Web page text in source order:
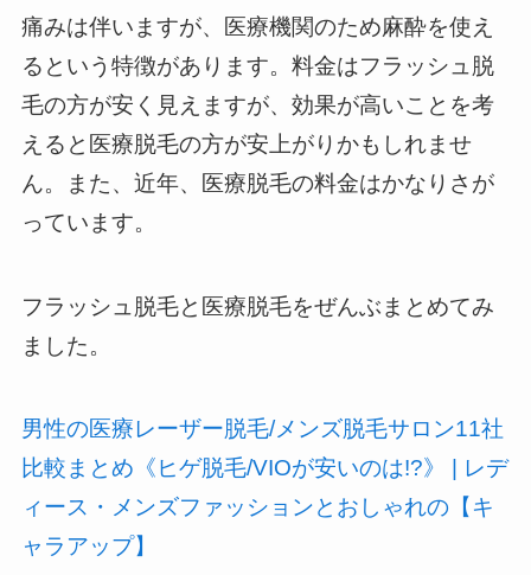
痛みは伴いますが、医療機関のため麻酔を使え
るという特徴があります。料金はフラッシュ脱
毛の方が安く見えますが、効果が高いことを考
えると医療脱毛の方が安上がりかもしれませ
ん。また、近年、医療脱毛の料金はかなりさが
っています。
フラッシュ脱毛と医療脱毛をぜんぶまとめてみ
ました。
男性の医療レーザー脱毛/メンズ脱毛サロン11社
比較まとめ《ヒゲ脱毛/VIOが安いのは!?》 | レデ
ィース・メンズファッションとおしゃれの【キ
ャラアップ】